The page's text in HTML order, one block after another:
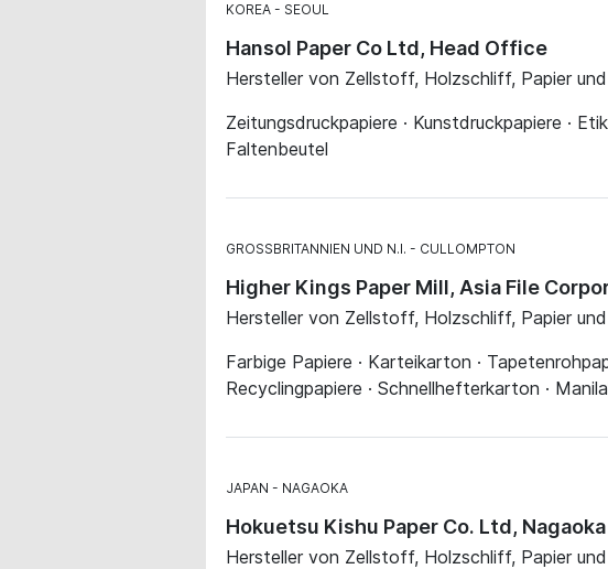
KOREA SEOUL
Hansol Paper Co Ltd, Head Office
Hersteller von Zellstoff, Holzschliff, Papier
Zeitungsdruckpapiere · Kunstdruckpapiere ·
Faltenbeutel
GROSSBRITANNIEN UND N.I. CULLOMPTON
Higher Kings Paper Mill, Asia File
Hersteller von Zellstoff, Holzschliff, Papier
Farbige Papiere · Karteikarton ·
Recyclingpapiere · Schnellhefterkarton ·
JAPAN NAGAOKA
Hokuetsu Kishu Paper Co. Ltd,
Hersteller von Zellstoff, Holzschliff, Papier